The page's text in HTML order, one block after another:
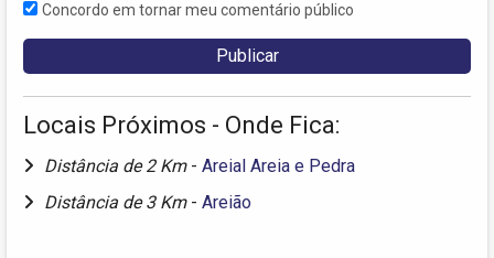
Concordo em tornar meu comentário público
Locais Próximos - Onde Fica:
Distância de 2 Km - Areial Areia e Pedra
Distância de 3 Km - Areião